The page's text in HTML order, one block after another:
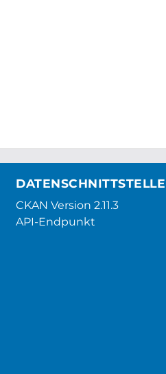
DATENSCHNITTSTELLE
CKAN Version 2.11.3
API-Endpunkt